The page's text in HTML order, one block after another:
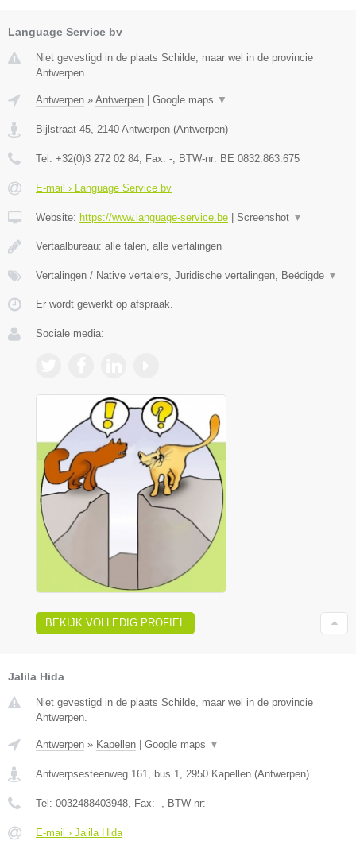
Language Service bv
Niet gevestigd in de plaats Schilde, maar wel in de provincie
Antwerpen.
Antwerpen » Antwerpen Google maps ▼
Bijlstraat 45, 2140 Antwerpen (Antwerpen)
Tel: +32(0)3 272 02 84, Fax: -, BTW-nr: BE 0832.863.675
E-mail › Language Service bv
Website: https://www.language-service.be Screenshot ▼
Vertaalbureau: alle talen, alle vertalingen
Vertalingen / Native vertalers, Juridische vertalingen, Beëdigde ▼
Er wordt gewerkt op afspraak.
Sociale media:
BEKIJK VOLLEDIG PROFIEL
Jalila Hida
Niet gevestigd in de plaats Schilde, maar wel in de provincie
Antwerpen.
Antwerpen » Kapellen Google maps ▼
Antwerpsesteenweg 161, bus 1, 2950 Kapellen (Antwerpen)
Tel: 0032488403948, Fax: -, BTW-nr: -
E-mail › Jalila Hida